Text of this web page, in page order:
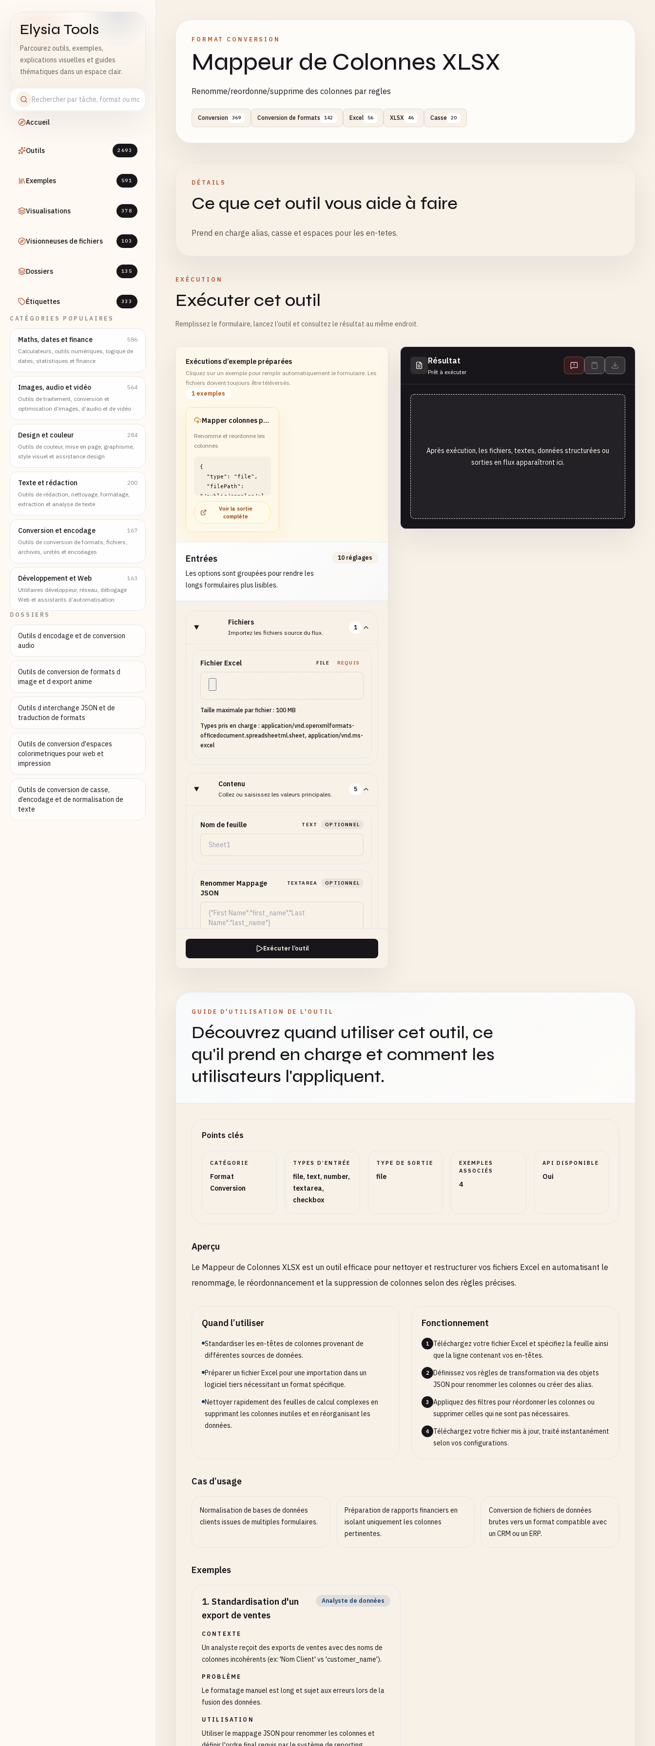
Elysia Tools
Parcourez outils, exemples,
explications visuelles et guides
thématiques dans un espace clair.
Accueil
Outils 2693
Exemples 591
Visualisations 378
Visionneuses de fichiers 103
Dossiers 135
Étiquettes 333
CATÉGORIES POPULAIRES
Maths, dates et finance
586
Calculateurs, outils numériques, logique de
dates, statistiques et finance
Images, audio et vidéo
564
Outils de traitement, conversion et
optimisation d’images, d’audio et de vidéo
Design et couleur
284
Outils de couleur, mise en page, graphisme,
style visuel et assistance design
Texte et rédaction
200
Outils de rédaction, nettoyage, formatage,
extraction et analyse de texte
Conversion et encodage
167
Outils de conversion de formats, fichiers,
archives, unités et encodages
Développement et Web
163
Utilitaires développeur, réseau, débogage
Web et assistants d’automatisation
DOSSIERS
Outils d encodage et de conversion
audio
Outils de conversion de formats d
image et d export anime
Outils d interchange JSON et de
traduction de formats
Outils de conversion d'espaces
colorimetriques pour web et
impression
Outils de conversion de casse,
d’encodage et de normalisation de
texte
FORMAT CONVERSION
Mappeur de Colonnes XLSX
Renomme/reordonne/supprime des colonnes par regles
Conversion 369 Conversion de formats 142 Excel 56 XLSX 46 Casse 20
DÉTAILS
Ce que cet outil vous aide à faire
Prend en charge alias, casse et espaces pour les en-tetes.
EXÉCUTION
Exécuter cet outil
Remplissez le formulaire, lancez l’outil et consultez le résultat au même endroit.
Exécutions d’exemple préparées
Cliquez sur un exemple pour remplir automatiquement le formulaire. Les
fichiers doivent toujours être téléversés.
1 exemples
Mapper colonnes par alias
Renomme et reordonne les
colonnes
{
"/public/samples/xl
sx/xlsx-column-
mapper-
example1.xlsx"
Voir la sortie
complète
Entrées
Les options sont groupées pour rendre les
longs formulaires plus lisibles.
10 réglages
Fichiers
Importez les fichiers source du flux.
1
Fichier Excel FILE REQUIS
Taille maximale par fichier : 100 MB
Types pris en charge : application/vnd.openxmlformats-
officedocument.spreadsheetml.sheet, application/vnd.ms-
excel
Contenu
Collez ou saisissez les valeurs principales.
5
Nom de feuille TEXT OPTIONNEL
Renommer Mappage
JSON
TEXTAREA OPTIONNEL
Alias Mappage JSON
En-tete Ligne
Options
Activez ou désactivez les comportements optionnels.
Exécuter l’outil
Résultat
Prêt à exécuter
Après exécution, les fichiers, textes, données structurées ou
sorties en flux apparaîtront ici.
GUIDE D'UTILISATION DE L'OUTIL
Découvrez quand utiliser cet outil, ce
qu'il prend en charge et comment les
utilisateurs l'appliquent.
Points clés
CATÉGORIE
Format
Conversion
TYPES D’ENTRÉE
file, text, number,
textarea,
checkbox
TYPE DE SORTIE
file
EXEMPLES
ASSOCIÉS
4
API DISPONIBLE
Oui
Aperçu
Le Mappeur de Colonnes XLSX est un outil efficace pour nettoyer et restructurer vos fichiers Excel en automatisant le
renommage, le réordonnancement et la suppression de colonnes selon des règles précises.
Quand l’utiliser
Standardiser les en-têtes de colonnes provenant de
différentes sources de données.
Préparer un fichier Excel pour une importation dans un
logiciel tiers nécessitant un format spécifique.
Nettoyer rapidement des feuilles de calcul complexes en
supprimant les colonnes inutiles et en réorganisant les
données.
Fonctionnement
1
Téléchargez votre fichier Excel et spécifiez la feuille ainsi
que la ligne contenant vos en-têtes.
2
Définissez vos règles de transformation via des objets
JSON pour renommer les colonnes ou créer des alias.
3
Appliquez des filtres pour réordonner les colonnes ou
supprimer celles qui ne sont pas nécessaires.
4
Téléchargez votre fichier mis à jour, traité instantanément
selon vos configurations.
Cas d’usage
Normalisation de bases de données
clients issues de multiples formulaires.
Préparation de rapports financiers en
isolant uniquement les colonnes
pertinentes.
Conversion de fichiers de données
brutes vers un format compatible avec
un CRM ou un ERP.
Exemples
1. Standardisation d'un
export de ventes
Analyste de données
CONTEXTE
Un analyste reçoit des exports de ventes avec des noms de
colonnes incohérents (ex: 'Nom Client' vs 'customer_name').
PROBLÈME
Le formatage manuel est long et sujet aux erreurs lors de la
fusion des données.
UTILISATION
Utiliser le mappage JSON pour renommer les colonnes et